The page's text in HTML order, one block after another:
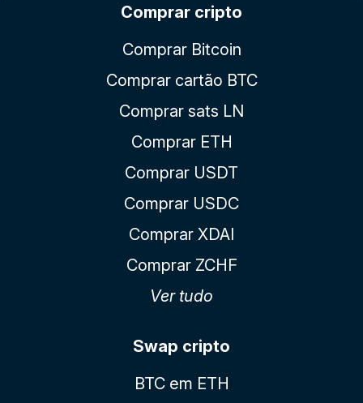
Comprar cripto
Comprar Bitcoin
Comprar cartão BTC
Comprar sats LN
Comprar ETH
Comprar USDT
Comprar USDC
Comprar XDAI
Comprar ZCHF
Ver tudo
Swap cripto
BTC em ETH